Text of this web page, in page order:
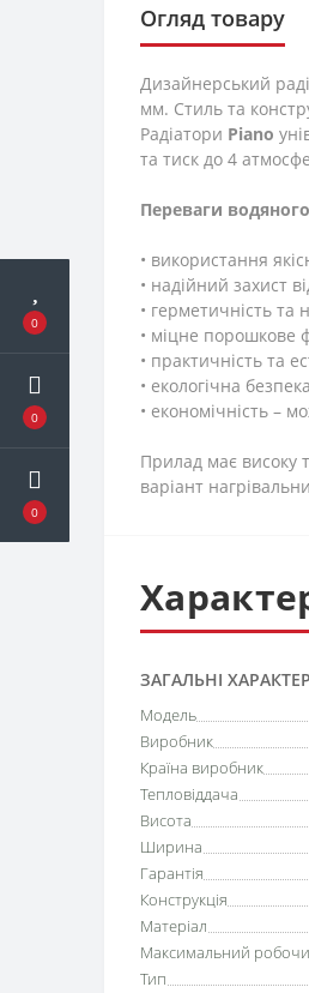
0
0
0
Огляд товару
Дизайнерський
мм. Стиль та
Радіатори Piano
та тиск до 4
Переваги
• використання
• надійний захист
• герметичність
• міцне порошкове
• практичність та
• екологічна
• економічність –
Прилад має високу
варіант
ЗАГАЛЬНІ
Модель
Виробник
Країна виробник
Тепловіддача
Висота
Ширина
Гарантія
Конструкція
Матеріал
Максимальний
Тип